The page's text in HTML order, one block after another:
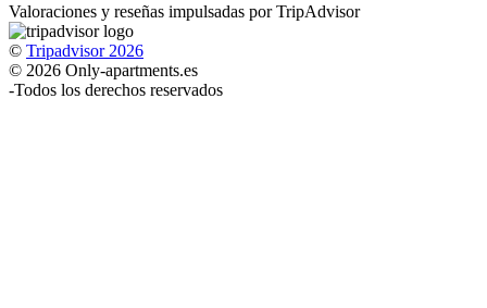
Valoraciones y reseñas impulsadas por TripAdvisor
© Tripadvisor 2026
© 2026 Only-apartments.es
-Todos los derechos reservados